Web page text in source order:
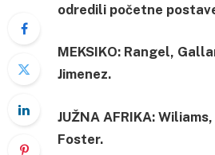
odredili početne
MEKSIKO: Rangel,
Jimenez.
JUŽNA AFRIKA:
Foster.